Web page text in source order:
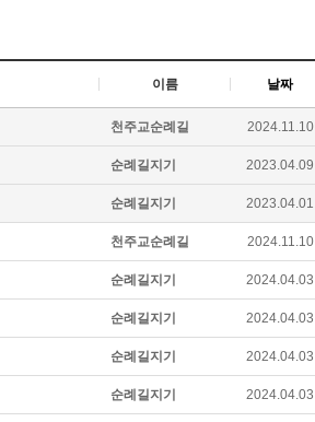
이름 날짜
천주교순례길 2024.11.10
순례길지기 2023.04.09
순례길지기 2023.04.01
천주교순례길 2024.11.10
순례길지기 2024.04.03
순례길지기 2024.04.03
순례길지기 2024.04.03
순례길지기 2024.04.03